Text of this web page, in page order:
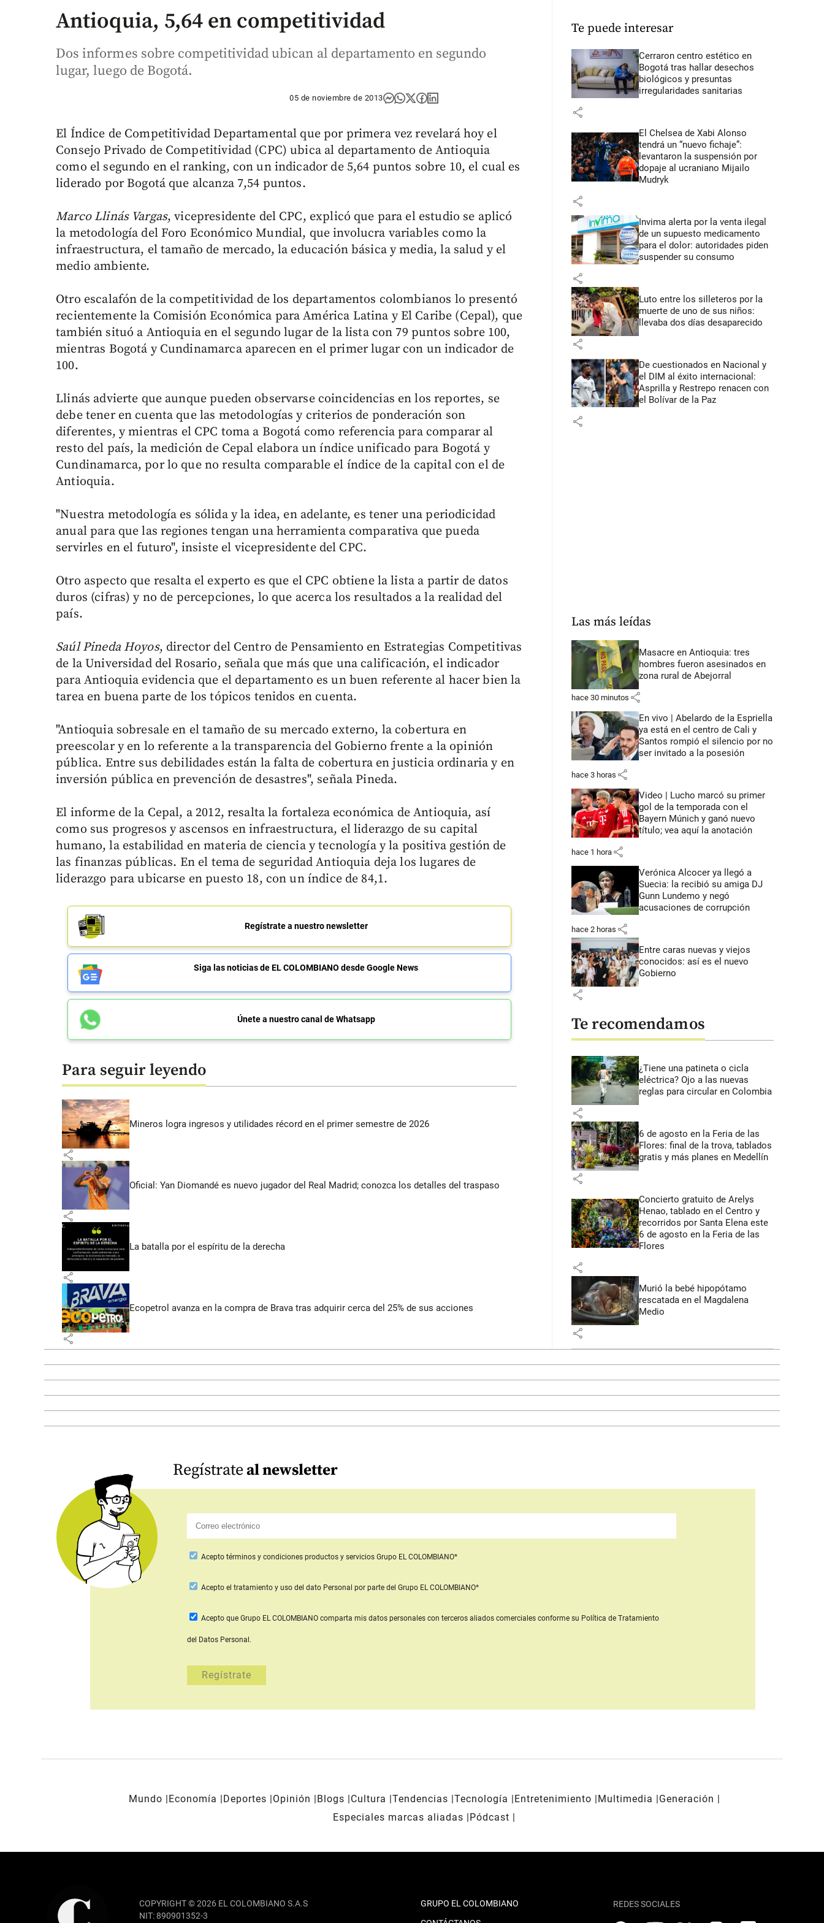
Antioquia, 5,64 en competitividad
Dos informes sobre competitividad ubican al departamento en segundo
lugar, luego de Bogotá.
05 de noviembre de 2013
El Índice de Competitividad Departamental que por primera vez revelará hoy el
Consejo Privado de Competitividad (CPC) ubica al departamento de Antioquia
como el segundo en el ranking, con un indicador de 5,64 puntos sobre 10, el cual es
liderado por Bogotá que alcanza 7,54 puntos.
Marco Llinás Vargas, vicepresidente del CPC, explicó que para el estudio se aplicó
la metodología del Foro Económico Mundial, que involucra variables como la
infraestructura, el tamaño de mercado, la educación básica y media, la salud y el
medio ambiente.
Otro escalafón de la competitividad de los departamentos colombianos lo presentó
recientemente la Comisión Económica para América Latina y El Caribe (Cepal), que
también situó a Antioquia en el segundo lugar de la lista con 79 puntos sobre 100,
mientras Bogotá y Cundinamarca aparecen en el primer lugar con un indicador de
100.
Llinás advierte que aunque pueden observarse coincidencias en los reportes, se
debe tener en cuenta que las metodologías y criterios de ponderación son
diferentes, y mientras el CPC toma a Bogotá como referencia para comparar al
resto del país, la medición de Cepal elabora un índice unificado para Bogotá y
Cundinamarca, por lo que no resulta comparable el índice de la capital con el de
Antioquia.
"Nuestra metodología es sólida y la idea, en adelante, es tener una periodicidad
anual para que las regiones tengan una herramienta comparativa que pueda
servirles en el futuro", insiste el vicepresidente del CPC.
Otro aspecto que resalta el experto es que el CPC obtiene la lista a partir de datos
duros (cifras) y no de percepciones, lo que acerca los resultados a la realidad del
país.
Saúl Pineda Hoyos, director del Centro de Pensamiento en Estrategias Competitivas
de la Universidad del Rosario, señala que más que una calificación, el indicador
para Antioquia evidencia que el departamento es un buen referente al hacer bien la
tarea en buena parte de los tópicos tenidos en cuenta.
"Antioquia sobresale en el tamaño de su mercado externo, la cobertura en
preescolar y en lo referente a la transparencia del Gobierno frente a la opinión
pública. Entre sus debilidades están la falta de cobertura en justicia ordinaria y en
inversión pública en prevención de desastres", señala Pineda.
El informe de la Cepal, a 2012, resalta la fortaleza económica de Antioquia, así
como sus progresos y ascensos en infraestructura, el liderazgo de su capital
humano, la estabilidad en materia de ciencia y tecnología y la positiva gestión de
las finanzas públicas. En el tema de seguridad Antioquia deja los lugares de
liderazgo para ubicarse en puesto 18, con un índice de 84,1.
Regístrate a nuestro newsletter
Siga las noticias de EL COLOMBIANO desde Google News
Únete a nuestro canal de Whatsapp
Para seguir leyendo
Mineros logra ingresos y utilidades récord en el primer semestre de 2026
share
Oficial: Yan Diomandé es nuevo jugador del Real Madrid; conozca los detalles del traspaso
share
La batalla por el espíritu de la derecha
share
Ecopetrol avanza en la compra de Brava tras adquirir cerca del 25% de sus acciones
share
Te puede interesar
Cerraron centro estético en
Bogotá tras hallar desechos
biológicos y presuntas
irregularidades sanitarias
share
El Chelsea de Xabi Alonso
tendrá un “nuevo fichaje”:
levantaron la suspensión por
dopaje al ucraniano Mijailo
Mudryk
share
Invima alerta por la venta ilegal
de un supuesto medicamento
para el dolor: autoridades piden
suspender su consumo
share
Luto entre los silleteros por la
muerte de uno de sus niños:
llevaba dos días desaparecido
share
De cuestionados en Nacional y
el DIM al éxito internacional:
Asprilla y Restrepo renacen con
el Bolívar de la Paz
share
Las más leídas
Masacre en Antioquia: tres
hombres fueron asesinados en
zona rural de Abejorral
hace 30 minutos share
En vivo | Abelardo de la Espriella
ya está en el centro de Cali y
Santos rompió el silencio por no
ser invitado a la posesión
hace 3 horas share
Video | Lucho marcó su primer
gol de la temporada con el
Bayern Múnich y ganó nuevo
título; vea aquí la anotación
hace 1 hora share
Verónica Alcocer ya llegó a
Suecia: la recibió su amiga DJ
Gunn Lundemo y negó
acusaciones de corrupción
hace 2 horas share
Entre caras nuevas y viejos
conocidos: así es el nuevo
Gobierno
share
Te recomendamos
¿Tiene una patineta o cicla
eléctrica? Ojo a las nuevas
reglas para circular en Colombia
share
6 de agosto en la Feria de las
Flores: final de la trova, tablados
gratis y más planes en Medellín
share
Concierto gratuito de Arelys
Henao, tablado en el Centro y
recorridos por Santa Elena este
6 de agosto en la Feria de las
Flores
share
Murió la bebé hipopótamo
rescatada en el Magdalena
Medio
share
Regístrateal newsletter
Acepto términos y condiciones productos y servicios Grupo EL COLOMBIANO*
Aceptoel tratamiento y uso del dato Personal por parte del Grupo EL COLOMBIANO*
Acepto que Grupo EL COLOMBIANO comparta mis datos personales con terceros aliados comercialesconforme su Política de Tratamiento
del Datos Personal.
Mundo Economía Deportes Opinión Blogs Cultura Tendencias Tecnología Entretenimiento Multimedia
Generación
Especiales marcas aliadas
Pódcast
COPYRIGHT © 2026 EL COLOMBIANO S.A.S
NIT: 890901352-3
GRUPO EL COLOMBIANO
REDES SOCIALES